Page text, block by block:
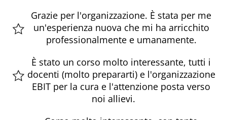
Grazie per l'organizzazione. È stata per me
un'esperienza nuova che mi ha arricchito
professionalmente e umanamente.
È stato un corso molto interessante, tutti i
docenti (molto prepararti) e l'organizzazione
EBIT per la cura e l'attenzione posta verso
noi allievi.